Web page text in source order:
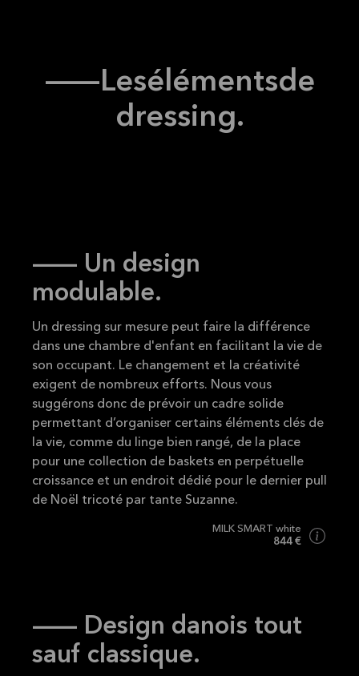
--Lesélémentsde
dressing.
MILK SMART white
844 €
-- Un design
modulable.
Un dressing sur mesure peut faire la différence
dans une chambre d'enfant en facilitant la vie de
son occupant. Le changement et la créativité
exigent de nombreux efforts. Nous vous
suggérons donc de prévoir un cadre solide
permettant d’organiser certains éléments clés de
la vie, comme du linge bien rangé, de la place
pour une collection de baskets en perpétuelle
croissance et un endroit dédié pour le dernier pull
de Noël tricoté par tante Suzanne.
-- Design danois tout
sauf classique.